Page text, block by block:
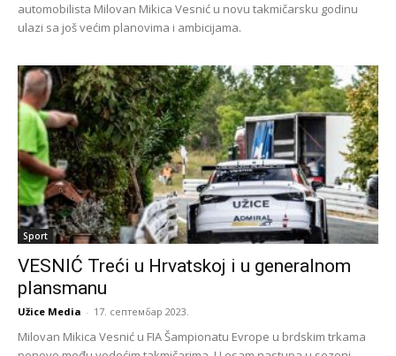
automobilista Milovan Mikica Vesnić u novu takmičarsku godinu
ulazi sa još većim planovima i ambicijama.
Sport
VESNIĆ Treći u Hrvatskoj i u generalnom
plansmanu
Užice Media - 17. септембар 2023.
Milovan Mikica Vesnić u FIA Šampionatu Evrope u brdskim trkama